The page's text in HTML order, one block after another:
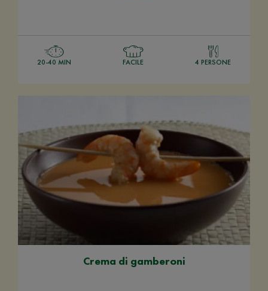
20-40 MIN FACILE 4 PERSONE
Crema di gamberoni